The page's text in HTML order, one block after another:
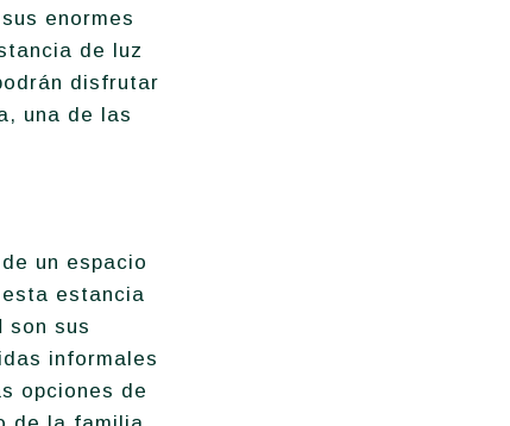
enormes
de luz
disfrutar
una de las
un espacio
estancia
son sus
informales
opciones de